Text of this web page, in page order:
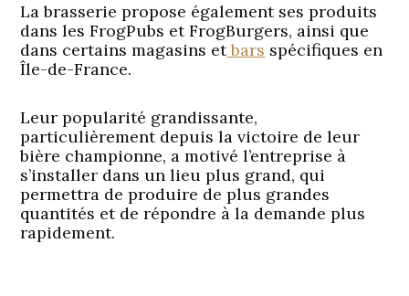
La brasserie propose également ses produits
dans les FrogPubs et FrogBurgers, ainsi que
dans certains magasins etbars spécifiques en
Île-de-France.
Leur popularité grandissante,
particulièrement depuis la victoire de leur
bière championne, a motivé l’entreprise à
s’installer dans un lieu plus grand, qui
permettra de produire de plus grandes
quantités et de répondre à la demande plus
rapidement.